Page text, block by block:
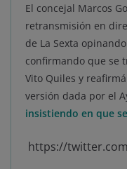
El concejal Marcos
retransmisión en
de La Sexta
confirmando que se
Vito Quiles y
versión dada por el
insistiendo en que
https://